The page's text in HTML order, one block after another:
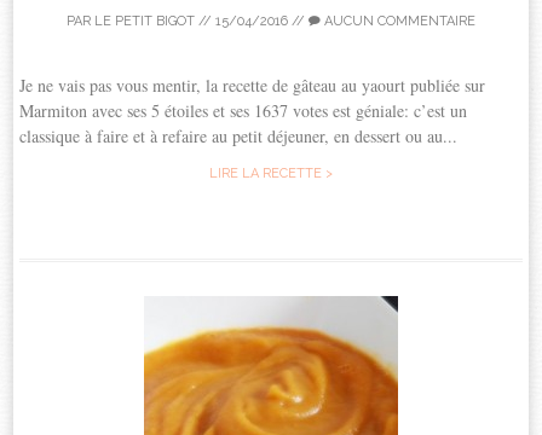
PAR LE PETIT BIGOT // 15/04/2016 // AUCUN COMMENTAIRE
Je ne vais pas vous mentir, la recette de gâteau au yaourt publiée sur
Marmiton avec ses 5 étoiles et ses 1637 votes est géniale: c’est un
classique à faire et à refaire au petit déjeuner, en dessert ou au...
LIRE LA RECETTE >